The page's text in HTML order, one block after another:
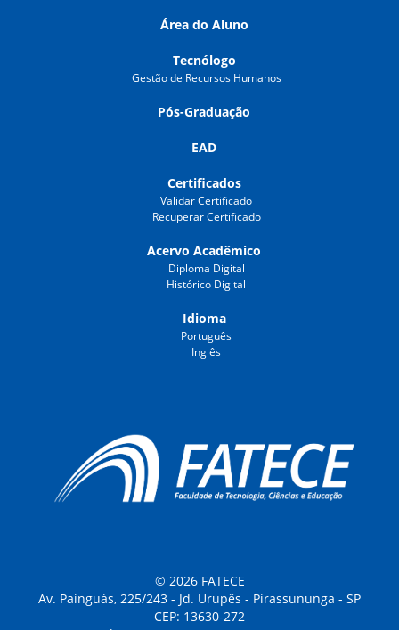
Área do Aluno
Tecnólogo
Gestão de Recursos Humanos
Pós-Graduação
EAD
Certificados
Validar Certificado
Recuperar Certificado
Acervo Acadêmico
Diploma Digital
Histórico Digital
Idioma
Português
Inglês
© 2026 FATECE
Av. Painguás, 225/243 - Jd. Urupês - Pirassununga - SP
CEP: 13630-272